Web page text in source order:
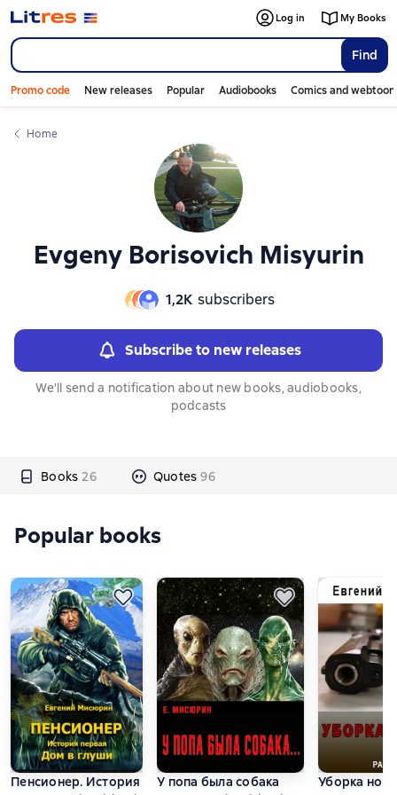
Find
Log in My Books
Promo code New releases Popular Audiobooks Comics and
Home
Evgeny Borisovich Misyurin
1,2К subscribers
Subscribe to new releases
We'll send a notification about new books, audiobooks,
podcasts
Books 26 Quotes 96
Слайдер с книгами
Popular books
Пенсионер. История первая. Дом в глуши
У попа была собака
Уборка
Слайдер с книгами